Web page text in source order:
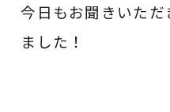
今日もお聞きいた
ました！